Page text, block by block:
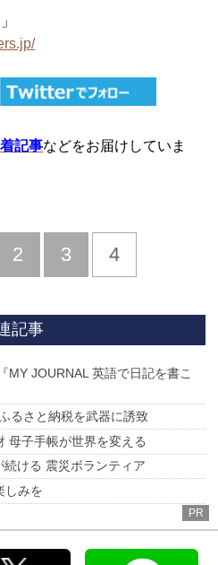
記事などをお届けしていま
2 3 4
記事
MY JOURNAL 英語で日記を書こ
るさと納税を武器に誘致
母子手帳が世界を変える
ける 震災ボランティア
しみを
PR